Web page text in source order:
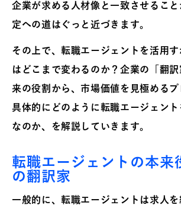
企業が求める人材像と一致させるこ
定への道はぐっと近づきます。
その上で、転職エージェントを活用
はどこまで変わるのか？企業の「翻
来の役割から、市場価値を見極めるプ
具体的にどのように転職エージェント
なのか、を解説していきます。
転職エージェントの本来
の翻訳家
一般的に、転職エージェントは求人